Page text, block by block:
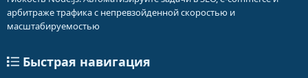
арбитраже трафика с непревзойденной скоростью и
масштабируемостью
Быстрая навигация